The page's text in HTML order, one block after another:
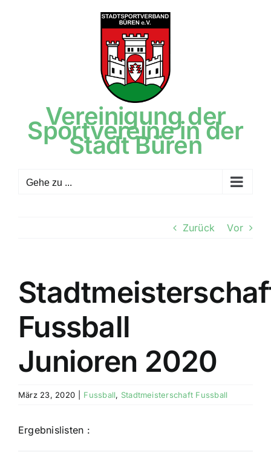
Vereinigung der
Sportvereine in der
Stadt Büren
Gehe zu ...
Zurück Vor
Fussball
Junioren 2020
März 23, 2020 Fussball, Stadtmeisterschaft Fussball
Ergebnislisten :